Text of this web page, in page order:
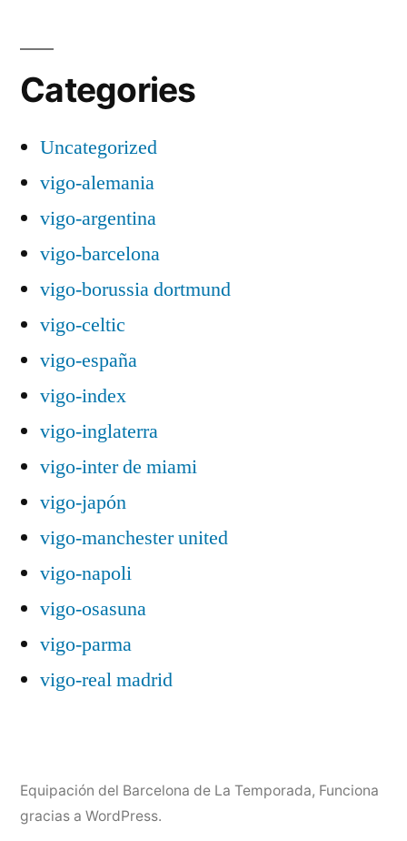
Categories
Uncategorized
vigo-alemania
vigo-argentina
vigo-barcelona
vigo-borussia dortmund
vigo-celtic
vigo-españa
vigo-index
vigo-inglaterra
vigo-inter de miami
vigo-japón
vigo-manchester united
vigo-napoli
vigo-osasuna
vigo-parma
vigo-real madrid
Equipación del Barcelona de La Temporada, Funciona
gracias a WordPress.